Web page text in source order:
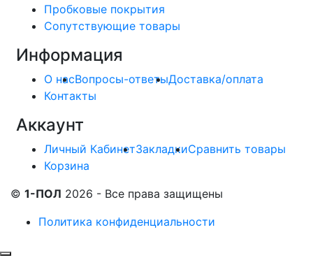
Пробковые покрытия
Сопутствующие товары
Информация
О насВопросы-ответыДоставка/оплата
Контакты
Аккаунт
Личный КабинетЗакладкиСравнить товары
Корзина
© 1-ПОЛ 2026 - Все права защищены
Политика конфиденциальности